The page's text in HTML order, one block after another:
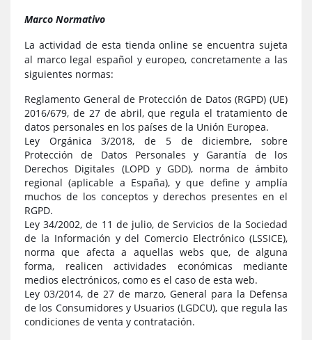
Marco Normativo
La actividad de esta tienda online se encuentra sujeta
al marco legal español y europeo, concretamente a las
siguientes normas:
Reglamento General de Protección de Datos (RGPD) (UE)
2016/679, de 27 de abril, que regula el tratamiento de
datos personales en los países de la Unión Europea.
Ley Orgánica 3/2018, de 5 de diciembre, sobre
Protección de Datos Personales y Garantía de los
Derechos Digitales (LOPD y GDD), norma de ámbito
regional (aplicable a España), y que define y amplía
muchos de los conceptos y derechos presentes en el
RGPD.
Ley 34/2002, de 11 de julio, de Servicios de la Sociedad
de la Información y del Comercio Electrónico (LSSICE),
norma que afecta a aquellas webs que, de alguna
forma, realicen actividades económicas mediante
medios electrónicos, como es el caso de esta web.
Ley 03/2014, de 27 de marzo, General para la Defensa
de los Consumidores y Usuarios (LGDCU), que regula las
condiciones de venta y contratación.